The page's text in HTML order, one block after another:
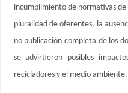
incumplimiento de normativas
pluralidad de oferentes, la
no publicación completa de los
se advirtieron posibles
recicladores y el medio